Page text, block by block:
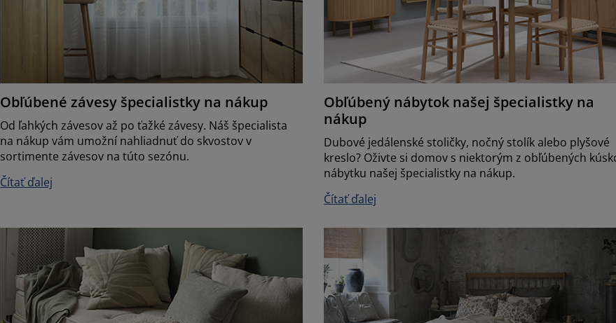
Obľúbené závesy špecialistky na nákup
Od ľahkých závesov až po ťažké závesy. Náš špecialista
na nákup vám umožní nahliadnuť do skvostov v
sortimente závesov na túto sezónu.
Čítať ďalej
Obľúbený nábytok našej špecialistky na
nákup
Dubové jedálenské stoličky, nočný stolík alebo plyšové
kreslo? Oživte si domov s niektorým z obľúbených
nábytku našej špecialistky na nákup.
Čítať ďalej